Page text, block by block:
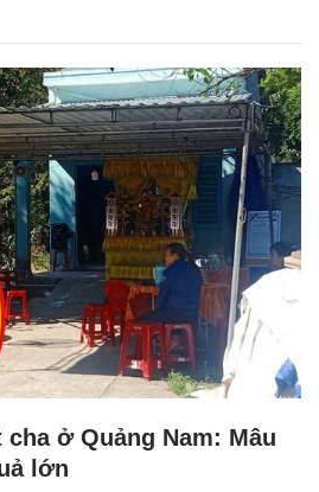
ở Quảng Nam: Mâu
lớn